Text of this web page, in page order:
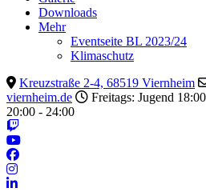
Downloads
Mehr
Eventseite BL 2023/24
Klimaschutz
Kreuzstraße 2-4, 68519 Viernheim
viernheim.de
Freitags: Jugend
20:00 - 24:00